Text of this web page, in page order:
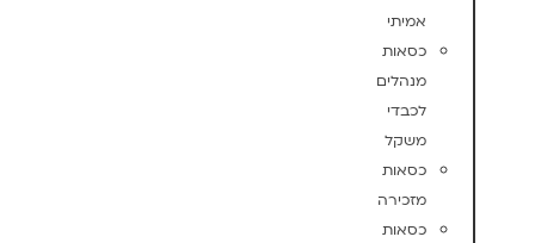
אמיתי
כסאות
מנהלים
לכבדי
משקל
כסאות
מזכירה
כסאות